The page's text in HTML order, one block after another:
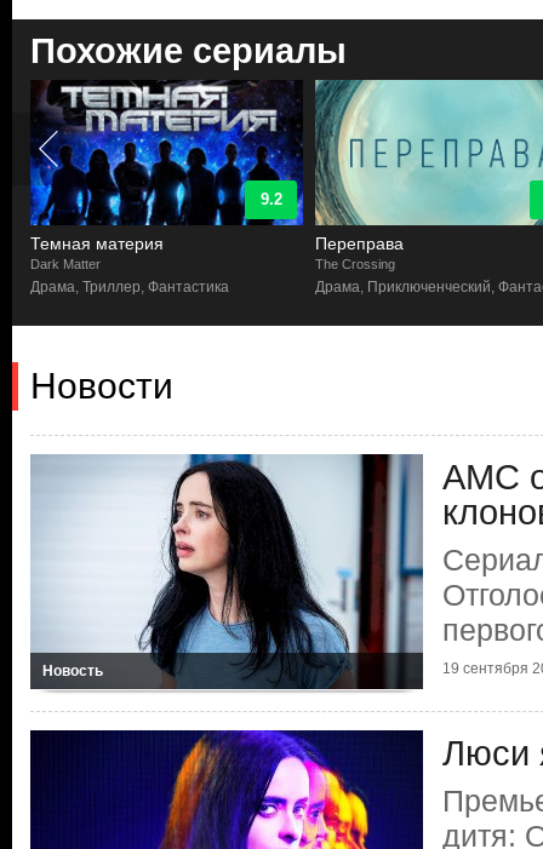
Похожие сериалы
9.2
Темная материя
Dark Matter
Драма, Триллер, Фантастика
Переправа
The Crossing
Драма, Приключенческий,
Новости
Новость
AMC
19 сентября
Люси
дитя: